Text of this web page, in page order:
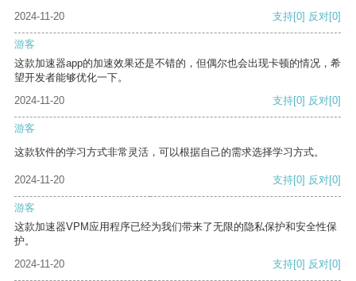
2024-11-20 支持[0] 反对[0]
游客
这款加速器app的加速效果还是不错的，但偶尔也会出现卡顿的情况，希
望开发者能够优化一下。
2024-11-20
支持[0] 反对[0]
游客
这款软件的学习方式非常灵活，可以根据自己的需求选择学习方式。
2024-11-20 支持[0] 反对[0]
游客
这款加速器VPM应用程序已经为我们带来了无限的隐私保护和安全性保
护。
2024-11-20
支持[0] 反对[0]